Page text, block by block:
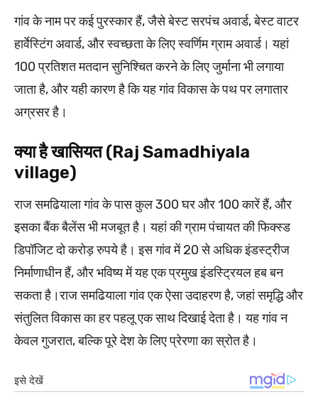
गांव के नाम पर कई पुरस्कार हैं, जैसे बेस्ट सरपंच अवार्ड, बेस्ट वाटर
हार्वेस्टिंग अवार्ड, और स्वच्छता के लिए स्वर्णिम ग्राम अवार्ड। यहां
100 प्रतिशत मतदान सुनिश्चित करने के लिए जुर्माना भी लगाया
जाता है, और यही कारण है कि यह गांव विकास के पथ पर लगातार
अग्रसर है।
क्या है खासियत (Raj Samadhiyala
village)
राज समढियाला गांव के पास कुल 300 घर और 100 कारें हैं, और
इसका बैंक बैलेंस भी मजबूत है। यहां की ग्राम पंचायत की फिक्स्ड
डिपॉजिट दो करोड़ रुपये है। इस गांव में 20 से अधिक इंडस्ट्रीज
निर्माणाधीन हैं, और भविष्य में यह एक प्रमुख इंडस्ट्रियल हब बन
सकता है।राज समढियाला गांव एक ऐसा उदाहरण है, जहां समृद्धि और
संतुलित विकास का हर पहलू एक साथ दिखाई देता है। यह गांव न
केवल गुजरात, बल्कि पूरे देश के लिए प्रेरणा का स्रोत है।